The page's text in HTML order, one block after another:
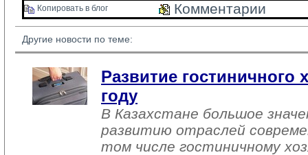
Копировать в блог Комментарии
Другие новости по теме:
Развитие гостиничного
году
В Казахстане большое
развитию отраслей
том числе гостиничному